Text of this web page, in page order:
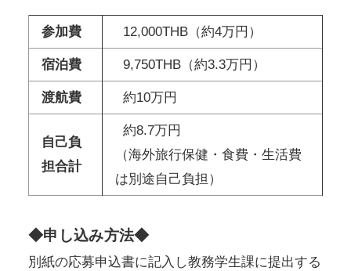
参加費 12,000THB（約4万円）
宿泊費 9,750THB（約3.3万円）
渡航費 約10万円
自己負
担合計
約8.7万円
（海外旅行保健・食費・生活費
は別途自己負担）
◆申し込み方法◆
別紙の応募申込書に記入し教務学生課に提出する